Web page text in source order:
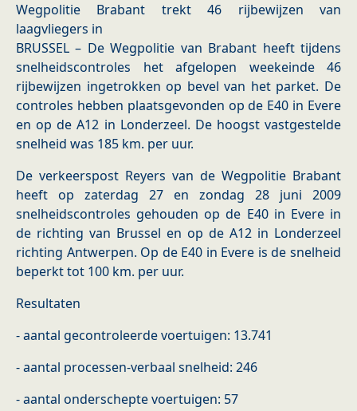
Wegpolitie Brabant trekt 46 rijbewijzen van
laagvliegers in
BRUSSEL – De Wegpolitie van Brabant heeft tijdens
snelheidscontroles het afgelopen weekeinde 46
rijbewijzen ingetrokken op bevel van het parket. De
controles hebben plaatsgevonden op de E40 in Evere
en op de A12 in Londerzeel. De hoogst vastgestelde
snelheid was 185 km. per uur.
De verkeerspost Reyers van de Wegpolitie Brabant
heeft op zaterdag 27 en zondag 28 juni 2009
snelheidscontroles gehouden op de E40 in Evere in
de richting van Brussel en op de A12 in Londerzeel
richting Antwerpen. Op de E40 in Evere is de snelheid
beperkt tot 100 km. per uur.
Resultaten
- aantal gecontroleerde voertuigen: 13.741
- aantal processen-verbaal snelheid: 246
- aantal onderschepte voertuigen: 57